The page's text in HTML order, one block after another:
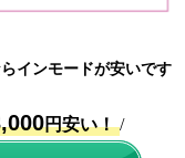
インモードが安いです
円安い！ /